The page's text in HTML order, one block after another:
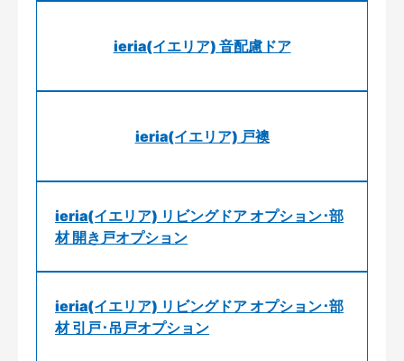
ieria(イエリア) 音配慮ドア
ieria(イエリア) 戸襖
ieria(イエリア) リビングドア オプション･部
材 開き戸オプション
ieria(イエリア) リビングドア オプション･部
材 引戸･吊戸オプション